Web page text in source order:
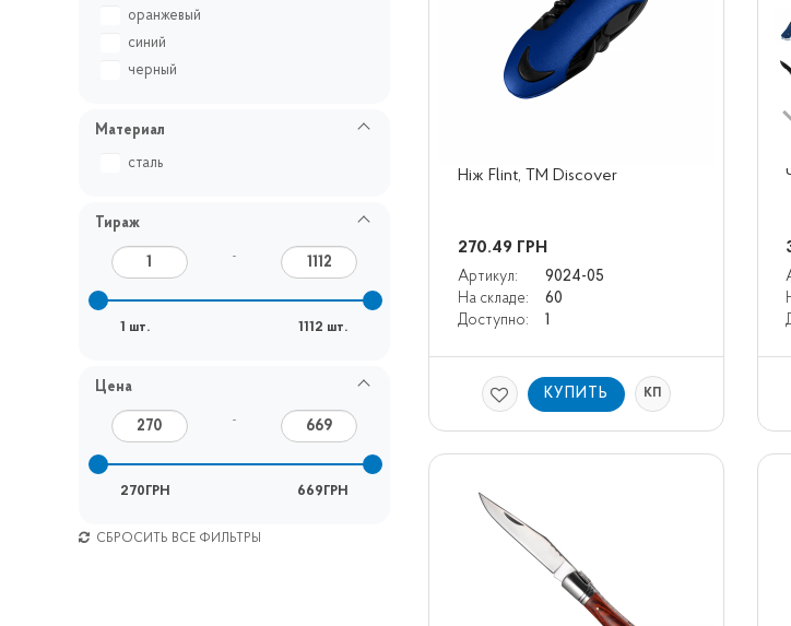
оранжевый
синий
черный
Материал
сталь
Тираж
–
1 шт. 1112 шт.
Цена
–
270ГРН 669ГРН
СБРОСИТЬ ВСЕ ФИЛЬТРЫ
Ніж Flint, TM Discover
270.49 ГРН
Артикул:
9024-05
На складе:
60
Доступно:
1
КУПИТЬ КП